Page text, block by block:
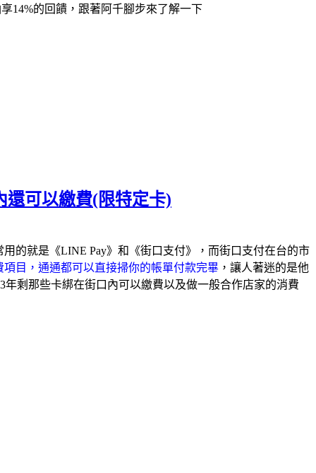
14%的回饋，跟著阿千腳步來了解一下
還可以繳費(限特定卡)
的就是《LINE Pay》和《街口支付》，而街口支付在台的市
目，通通都可以直接掃你的帳單付款完畢 ，讓人著迷的是他
剩那些卡綁在街口內可以繳費以及做一般合作店家的消費